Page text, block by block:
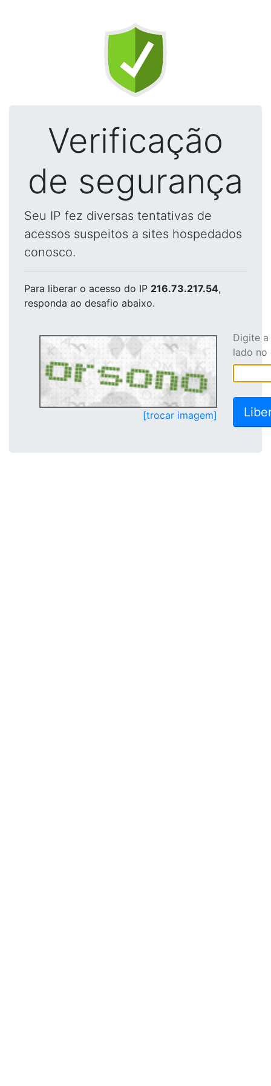
Verificação
de segurança
Seu IP fez diversas tentativas de
acessos suspeitos a sites hospedados
conosco.
Para liberar o acesso do IP 216.73.217.54,
responda ao desafio abaixo.
[trocar imagem]
Digite
lado no